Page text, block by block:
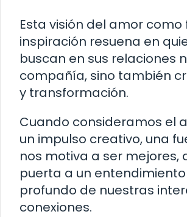
Esta visión del amor
inspiración resuena en
buscan en sus relaciones
compañía, sino también
y transformación.
Cuando consideramos el
un impulso creativo, una
nos motiva a ser mejores,
puerta a un
profundo de nuestras
conexiones.